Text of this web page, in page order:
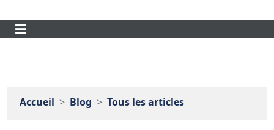
Accueil Blog Tous les articles